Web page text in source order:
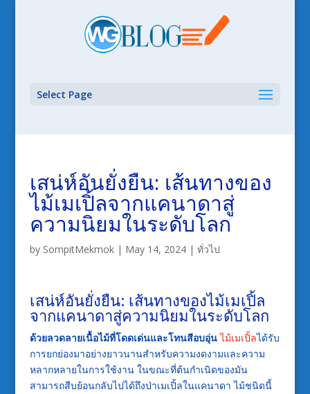
Select Page
เสน่ห์อันยั่งยืน: เส้นทางของ
ไม้เมเปิ้ลจากแคนาดาสู่
ความนิยมในระดับโลก
by SompitMekmok| May 14, 2024| ทั่วไป
เสน่ห์อันยั่งยืน: เส้นทางของไม้เมเปิ้ล
จากแคนาดาสู่ความนิยมในระดับโลก
ด้วยลวดลายเนื้อไม้ที่โดดเด่นและโทนสีอบอุ่น ไม้เมเปิ้ลได้รับ
การยกย่องมาอย่างยาวนานสำหรับความงดงามและความ
หลากหลายในการใช้งาน ในขณะที่ต้นกำเนิดของมัน
สามารถสืบย้อนกลับไปได้ถึงป่าเมเปิ้ลในแคนาดา ไม้ชนิดนี้